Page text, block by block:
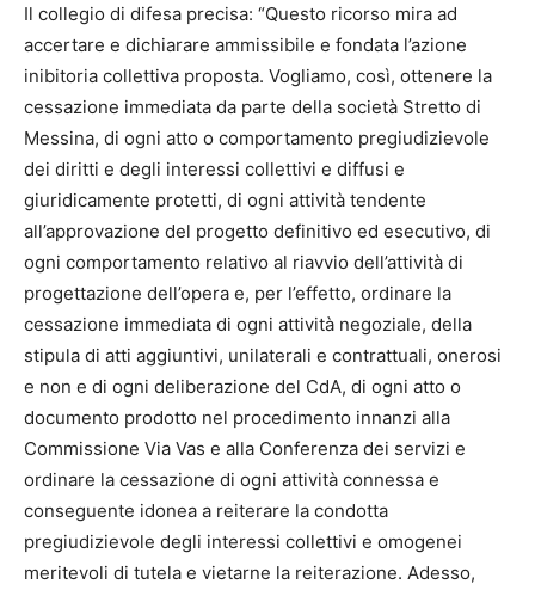
Il collegio di difesa precisa: “Questo ricorso mira ad
accertare e dichiarare ammissibile e fondata l’azione
inibitoria collettiva proposta. Vogliamo, così, ottenere la
cessazione immediata da parte della società Stretto di
Messina, di ogni atto o comportamento pregiudizievole
dei diritti e degli interessi collettivi e diffusi e
giuridicamente protetti, di ogni attività tendente
all’approvazione del progetto definitivo ed esecutivo, di
ogni comportamento relativo al riavvio dell’attività di
progettazione dell’opera e, per l’effetto, ordinare la
cessazione immediata di ogni attività negoziale, della
stipula di atti aggiuntivi, unilaterali e contrattuali, onerosi
e non e di ogni deliberazione del CdA, di ogni atto o
documento prodotto nel procedimento innanzi alla
Commissione Via Vas e alla Conferenza dei servizi e
ordinare la cessazione di ogni attività connessa e
conseguente idonea a reiterare la condotta
pregiudizievole degli interessi collettivi e omogenei
meritevoli di tutela e vietarne la reiterazione. Adesso,